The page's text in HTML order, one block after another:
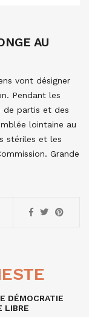
AU
vont désigner
Pendant les
de partis et des
lointaine au
stériles et les
Grande
DÉMOCRATIE
LIBRE